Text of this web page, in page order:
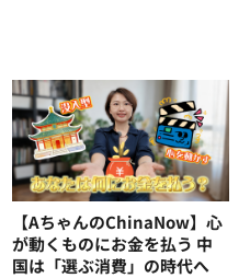
【AちゃんのChinaNow】心
が動くものにお金を払う 中
国は「選ぶ消費」の時代へ